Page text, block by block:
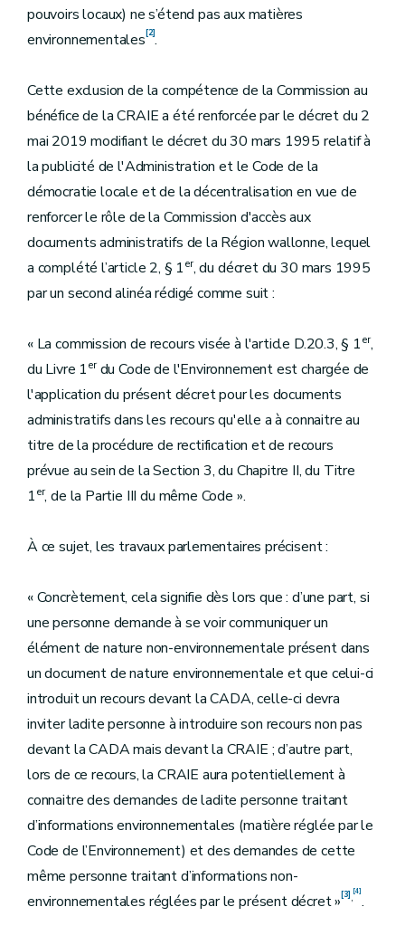
pouvoirs locaux) ne s’étend pas aux matières
environnementales[2].
Cette exclusion de la compétence de la Commission au
bénéfice de la CRAIE a été renforcée par le décret du 2
mai 2019 modifiant le décret du 30 mars 1995 relatif à
la publicité de l'Administration et le Code de la
démocratie locale et de la décentralisation en vue de
renforcer le rôle de la Commission d'accès aux
documents administratifs de la Région wallonne, lequel
a complété l’article 2, § 1er, du décret du 30 mars 1995
par un second alinéa rédigé comme suit :
« La commission de recours visée à l'article D.20.3, § 1er,
du Livre 1erdu Code de l'Environnement est chargée de
l'application du présent décret pour les documents
administratifs dans les recours qu'elle a à connaitre au
titre de la procédure de rectification et de recours
prévue au sein de la Section 3, du Chapitre II, du Titre
1er, de la Partie III du même Code ».
À ce sujet, les travaux parlementaires précisent :
« Concrètement, cela signifie dès lors que : d’une part, si
une personne demande à se voir communiquer un
élément de nature non-environnementale présent dans
un document de nature environnementale et que celui-ci
introduit un recours devant la CADA, celle-ci devra
inviter ladite personne à introduire son recours non pas
devant la CADA mais devant la CRAIE ; d’autre part,
lors de ce recours, la CRAIE aura potentiellement à
connaitre des demandes de ladite personne traitant
d’informations environnementales (matière réglée par le
Code de l’Environnement) et des demandes de cette
même personne traitant d’informations non-
environnementales réglées par le présent décret »[3], [4]
.